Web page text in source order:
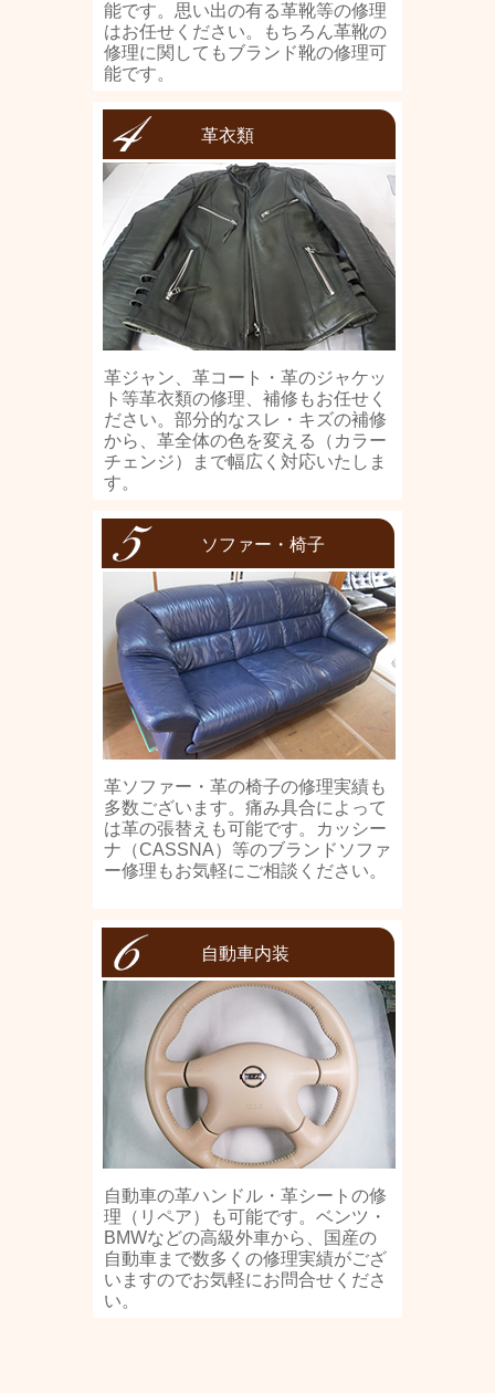
能です。思い出の有る革靴等の修理
はお任せください。もちろん革靴の
修理に関してもブランド靴の修理可
能です。
革衣類
革ジャン、革コート・革のジャケッ
ト等革衣類の修理、補修もお任せく
ださい。部分的なスレ・キズの補修
から、革全体の色を変える（カラー
チェンジ）まで幅広く対応いたしま
す。
ソファー・椅子
革ソファー・革の椅子の修理実績も
多数ございます。痛み具合によって
は革の張替えも可能です。カッシー
ナ（CASSNA）等のブランドソファ
ー修理もお気軽にご相談ください。
自動車内装
自動車の革ハンドル・革シートの修
理（リペア）も可能です。ベンツ・
BMWなどの高級外車から、国産の
自動車まで数多くの修理実績がござ
いますのでお気軽にお問合せくださ
い。